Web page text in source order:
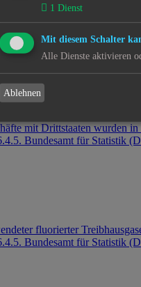
um 3,3 % gestiegen
6.4.5. Bundesamt für Statistik
mit Drittstaaten wurden
Bundesamt für Statistik
fluorierter
Bundesamt für Statistik
1 Dienst
Mit diesem Schalter
Alle Dienste aktivieren
Ablehnen